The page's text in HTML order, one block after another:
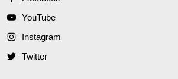
YouTube
Instagram
Twitter